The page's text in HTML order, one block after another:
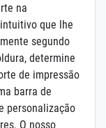
na
que lhe
segundo
determine
de impressão
barra de
personalização
O nosso